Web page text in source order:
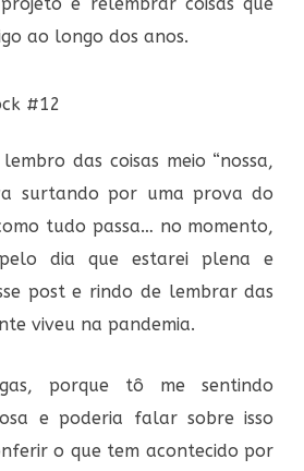
ao longo dos anos.
das coisas meio “nossa,
surtando por uma prova do
tudo passa… no momento,
dia que estarei plena e
post e rindo de lembrar das
viveu na pandemia.
porque tô me sentindo
e poderia falar sobre isso
o que tem acontecido por